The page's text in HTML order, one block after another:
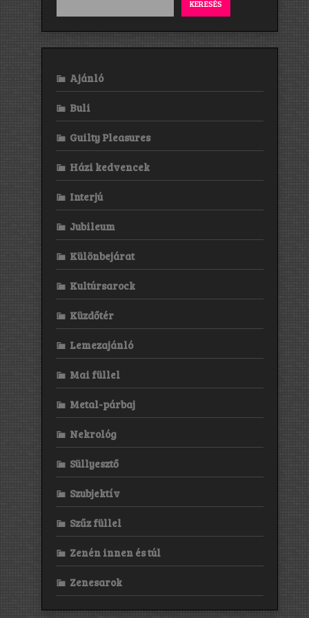
KERESÉS
Ajánló
Buli
Guilty Pleasures
Házi kedvencek
Interjú
Jubileum
Különbejárat
Kultúrsarock
Küzdőtér
Lemezajánló
Mai füllel
Metal-párbaj
Nekrológ
Süllyesztő
Szubjektív
Szűz füllel
Zenén innen és túl
Zenesarok